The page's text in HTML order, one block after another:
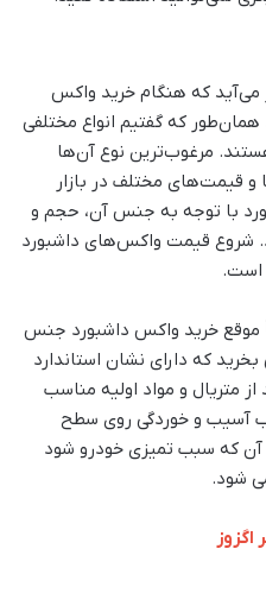
می‌آید که هنگام خرید واکس
که گفتیم انواع مختلفی
مرغوب‌ترین نوع آن‌ها
قیمت‌های مختلف در بازار
با توجه به جنس آن، حجم و
شروع قیمت واکس‌های داشبورد
موقع خرید واکس داشبورد جنس
که دارای نشان استاندارد
متریال و مواد اولیه مناسب
آسیب و خوردگی روی سطح
که سبب تمیزی خودرو شود
شود.
اگزوز